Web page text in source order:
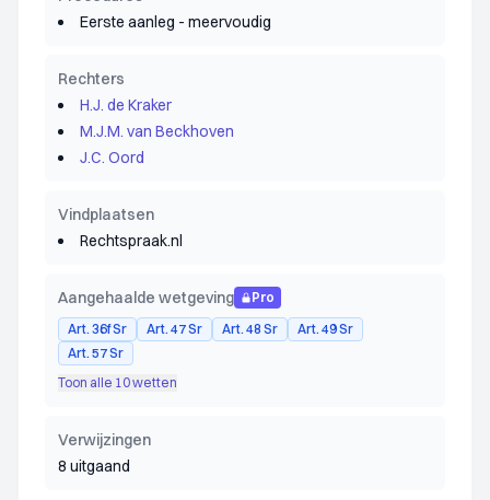
Eerste aanleg - meervoudig
Rechters
H.J. de Kraker
M.J.M. van Beckhoven
J.C. Oord
Vindplaatsen
Rechtspraak.nl
Aangehaalde wetgeving
Pro
Art. 36f Sr
Art. 47 Sr Art. 48 Sr
Art. 49 Sr
Art. 57 Sr
Toon alle 10 wetten
Verwijzingen
8 uitgaand